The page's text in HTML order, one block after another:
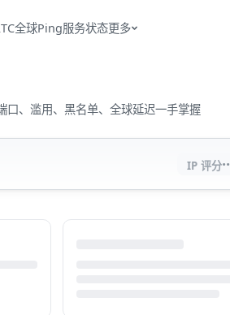
全球Ping服务状态更多
、滥用、黑名单、全球延迟一手掌握
IP 评分··